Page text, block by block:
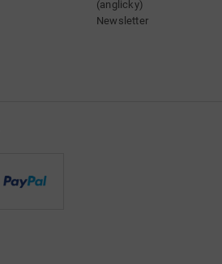
(anglicky)
Newsletter